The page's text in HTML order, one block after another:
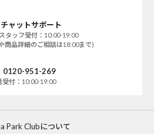
チャットサポート
タッフ受付：10:00-19:00
商品詳細のご相談は18:00まで)
0120-951-269
受付：10:00-19:00
Park Clubについて